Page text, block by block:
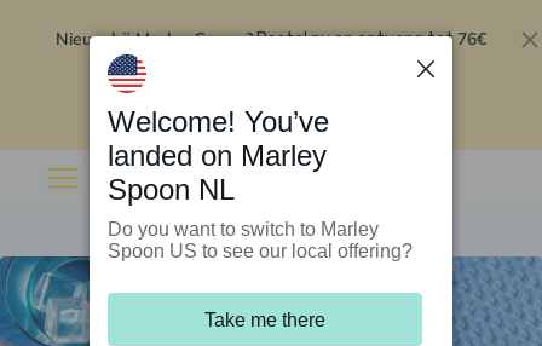
Nieuw bij Marley Spoon?Bestel nu en ontvang tot 76€
Welcome! You’ve
landed on Marley
Spoon NL
Do you want to switch to Marley
Spoon US to see our local offering?
Take me there